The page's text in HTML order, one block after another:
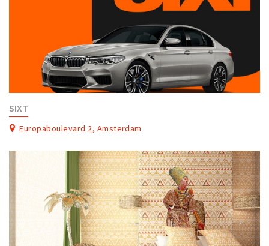
SIXT
Europaboulevard 2, Amsterdam